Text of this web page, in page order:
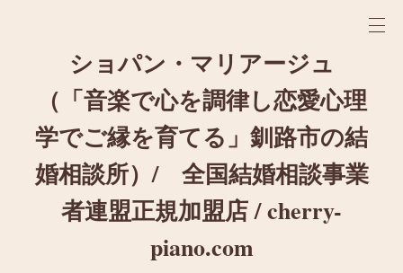
ショパン・マリアージュ
（「音楽で心を調律し恋愛心理
学でご縁を育てる」釧路市の結
婚相談所）/ 全国結婚相談事業
者連盟正規加盟店 / cherry-
piano.com